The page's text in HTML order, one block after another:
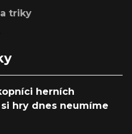
triky
herních
hry dnes neumíme